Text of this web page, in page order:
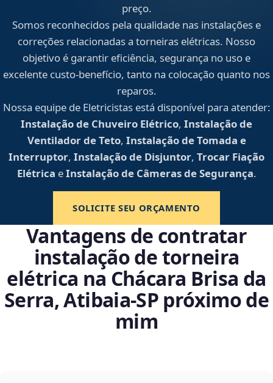
preço.
Somos reconhecidos pela qualidade nas instalações e
correções relacionadas a torneiras elétricas. Nosso
objetivo é garantir eficiência, segurança no uso e
excelente custo-benefício, tanto na colocação quanto nos
reparos.
Nossa equipe de Eletricistas está disponível para atender:
Instalação de Chuveiro Elétrico, Instalação de
Ventilador de Teto, Instalação de Tomada e
Interruptor, Instalação de Disjuntor, Trocar Fiação
Elétrica eInstalação de Câmeras de Segurança.
SOLICITE SEU ORÇAMENTO
Vantagens de contratar
instalação de torneira
elétrica na Chácara Brisa da
Serra, Atibaia‑SP próximo de
mim